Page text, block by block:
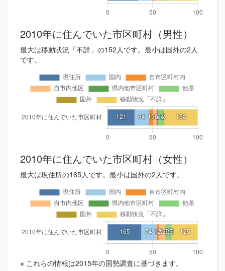
2010年に住んでいた市区町村（男性）
最大は移動状況「不詳」の152人です。最小は国外の2人
です。
2010年に住んでいた市区町村（女性）
最大は現住所の165人です。最小は国外の2人です。
※ これらの情報は2015年の国勢調査に基づきます。